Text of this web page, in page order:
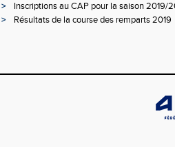
>
Inscriptions au CAP pour la saison 2019/
> Résultats de la course des remparts 2019